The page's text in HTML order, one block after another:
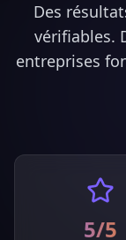
Des
vérifiables.
entreprises
5/5